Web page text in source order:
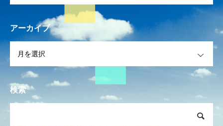
NAVI HOME 採用情報
物件関連
お知らせ
アーカイブ
検索